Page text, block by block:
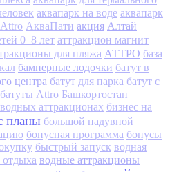
аквапарк на воде аквапарк
АкваПати акция Алтай
0–8 лет аттракцион магнит
для пляжа АТТРО база
бамперные лодочки батут в
центра батут для парка батут с
батуты Attro Башкортостан
аттракционах бизнес на
планы большой надувной
бонусная программа бонусы
быстрый запуск водная
отдыха водные аттракционы